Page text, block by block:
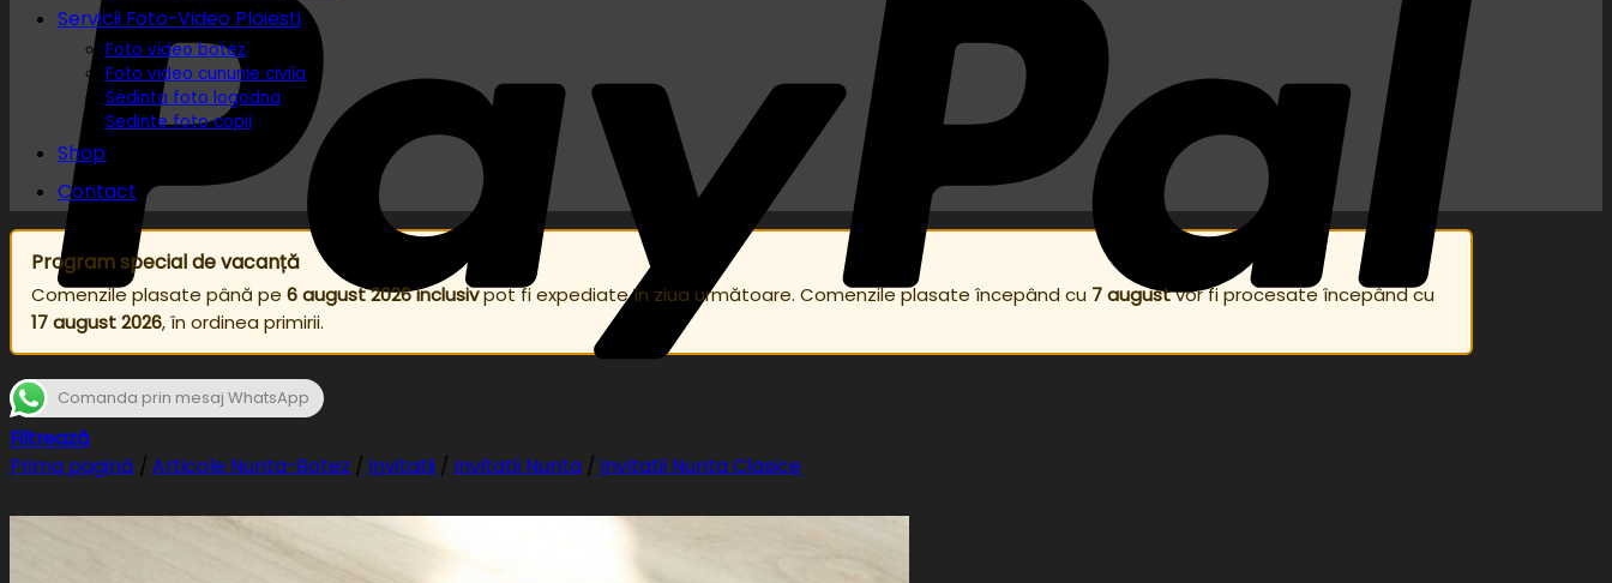
Servicii Foto-Video Ploiesti
Foto video botez
Foto video cununie civila
Sedinta foto logodna
Sedinte foto copii
Shop
Contact
Program special de vacanță
Comenzile plasate până pe 6 august 2026 inclusivpot fi expediate în ziua următoare. Comenzile plasate începând cu 7 augustvor fi procesate începând cu
17 august 2026, în ordinea primirii.
Comanda prin mesaj WhatsApp
Filtrează
Prima pagină / Articole Nunta-Botez / Invitatii / Invitatii Nunta / Invitatii Nunta Clasice